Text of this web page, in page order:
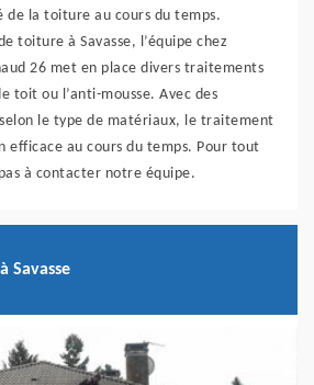
de la toiture au cours du temps.
toiture à Savasse, l’équipe chez
26 met en place divers traitements
toit ou l’anti-mousse. Avec des
le type de matériaux, le traitement
efficace au cours du temps. Pour tout
à contacter notre équipe.
Savasse